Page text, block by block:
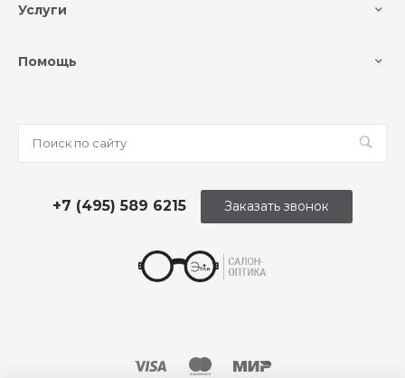
Услуги
Помощь
+7 (495) 589 6215 Заказать звонок